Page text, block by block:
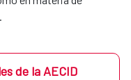
de la AECID